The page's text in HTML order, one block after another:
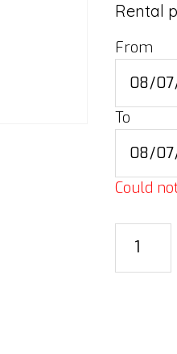
Rental
From
To
Could
cable,
20